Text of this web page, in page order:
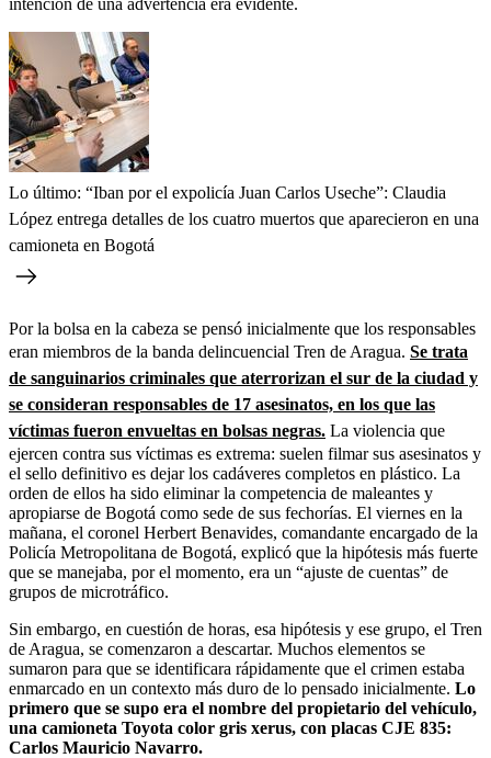
Lo último: “Iban por el expolicía Juan Carlos Useche”: Claudia
López entrega detalles de los cuatro muertos que aparecieron en una
camioneta en Bogotá
Por la bolsa en la cabeza se pensó inicialmente que los responsables
eran miembros de la banda delincuencial Tren de Aragua. Se trata
de sanguinarios criminales que aterrorizan el sur de la ciudad y
se consideran responsables de 17 asesinatos, en los que las
víctimas fueron envueltas en bolsas negras. La violencia que
ejercen contra sus víctimas es extrema: suelen filmar sus asesinatos y
el sello definitivo es dejar los cadáveres completos en plástico. La
orden de ellos ha sido eliminar la competencia de maleantes y
apropiarse de Bogotá como sede de sus fechorías. El viernes en la
mañana, el coronel Herbert Benavides, comandante encargado de la
Policía Metropolitana de Bogotá, explicó que la hipótesis más fuerte
que se manejaba, por el momento, era un “ajuste de cuentas” de
grupos de microtráfico.
Sin embargo, en cuestión de horas, esa hipótesis y ese grupo, el Tren
de Aragua, se comenzaron a descartar. Muchos elementos se
sumaron para que se identificara rápidamente que el crimen estaba
enmarcado en un contexto más duro de lo pensado inicialmente. Lo
primero que se supo era el nombre del propietario del vehículo,
una camioneta Toyota color gris xerus, con placas CJE 835:
Carlos Mauricio Navarro.